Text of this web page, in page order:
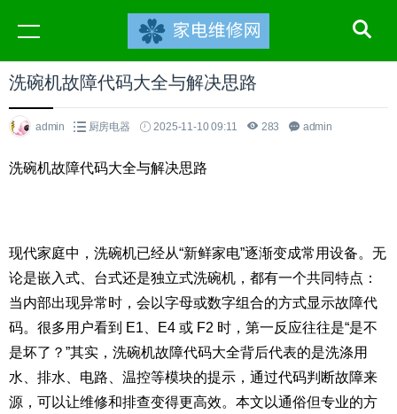
洗碗机故障代码大全与解决思路
admin 厨房电器 2025-11-10 09:11 283 admin
洗碗机故障代码大全与解决思路
现代家庭中，洗碗机已经从“新鲜家电”逐渐变成常用设备。无
论是嵌入式、台式还是独立式洗碗机，都有一个共同特点：
当内部出现异常时，会以字母或数字组合的方式显示故障代
码。很多用户看到 E1、E4 或 F2 时，第一反应往往是“是不
是坏了？”其实，洗碗机故障代码大全背后代表的是洗涤用
水、排水、电路、温控等模块的提示，通过代码判断故障来
源，可以让维修和排查变得更高效。本文以通俗但专业的方